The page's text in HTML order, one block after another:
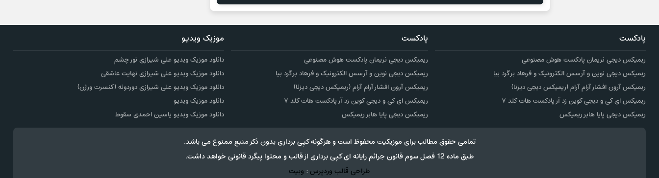
پادکست
ریمیکس دیجی نریمان پادکست هوش مصنوعی
ریمیکس دیجی نوین و آرسس الکترونیک و فرهاد برگرد بیا
ریمیکس آرون افشار آرام آرام (ریمیکس دیجی دیزنا)
ریمیکس ای کی و دیجی کوین زد آر پادکست هات کلد ۷
ریمیکس دیجی پایا هابر ریمیکس
پادکست
ریمیکس دیجی نریمان پادکست هوش مصنوعی
ریمیکس دیجی نوین و آرسس الکترونیک و فرهاد برگرد بیا
ریمیکس آرون افشار آرام آرام (ریمیکس دیجی دیزنا)
ریمیکس ای کی و دیجی کوین زد آر پادکست هات کلد ۷
ریمیکس دیجی پایا هابر ریمیکس
موزیک ویدیو
دانلود موزیک ویدیو علی شیرازی نور چشم
دانلود موزیک ویدیو علی شیرازی نهایت عاشقی
دانلود موزیک ویدیو علی شیرازی دوردونه (کنسرت ورژن)
دانلود موزیک ویدیو
دانلود موزیک ویدیو یاسین احمدی سقوط
تمامی حقوق مطالب برای موزیکیت محفوظ است و هرگونه کپی برداری بدون ذکر منبع ممنوع می باشد.
طبق ماده 12 فصل سوم قانون جرائم رایانه ای کپی برداری از قالب و محتوا پیگرد قانونی خواهد داشت.
طراحی قالب وردپرس: وبیت